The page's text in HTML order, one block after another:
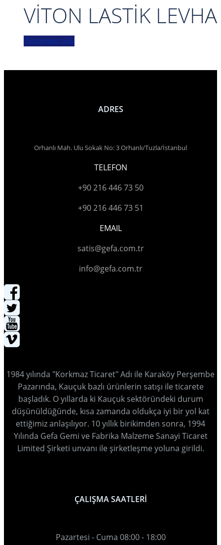
VİTON LASTİK LEVHA
Devamını oku
ADRES
Orhanlı Mah. Ulu Sokak No: 3 Orhanlı/Tuzla/İstanbul
TELEFON
+90 216 446 73 50
+90 216 446 73 51
EMAIL
satis@gefa.com.tr
info@gefa.com.tr
1984 yılında "Korkmaz Ticaret" Adı ile Karaköy Perşembe
Pazarında, Kauçuk bazlı ürünlerin satışı ile ticarete
başladık. O yıllarda ki Kauçuk sektöründeki durum
düşünüldüğünde, kısa zamanda oldukça iyi bir yol kat
ettiğimiz anlaşılıyor. 10 yıllık birikimden sonra, 1994
Yılında Gefa Gemi ve Fabrika Malzeme Sanayi Ticaret
Limited Şirketi unvanı ile şirketleşme yoluna girildi.
ÇALIŞMA SAATLERİ
Pazartesi - Cuma 08:00 - 18:00